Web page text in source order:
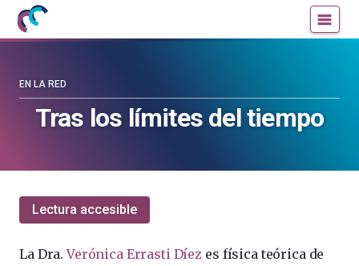
Mujeres
con
UPV/EHU
blog
UPV/EHU
Tras los límites del tiempo
EN LA RED
Lectura accesible
La Dra.Verónica Errasti Díezes física teórica de